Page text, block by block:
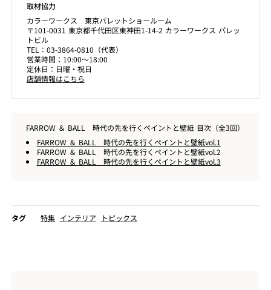
取材協力
カラーワークス 東京パレットショールーム
〒101-0031 東京都千代田区東神田1-14-2 カラーワークス パレッ
トビル
TEL：03-3864-0810（代表）
営業時間：10:00～18:00
定休日：日曜・祝日
店舗情報はこちら
FARROW ＆ BALL 時代の先を行くペイントと壁紙 目次（全3回）
FARROW ＆ BALL 時代の先を行くペイントと壁紙vol.1
FARROW ＆ BALL 時代の先を行くペイントと壁紙vol.2
FARROW ＆ BALL 時代の先を行くペイントと壁紙vol.3
タグ 特集 インテリア トピックス